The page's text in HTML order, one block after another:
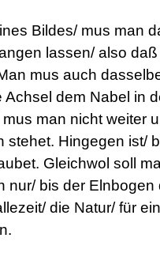
Bildes/ mus man
lassen/ also
mus auch
Achsel dem Nabel in
man nicht weiter
stehet. Hingegen ist/
Gleichwol soll
nur/ bis der Elnbogen
die Natur/ für